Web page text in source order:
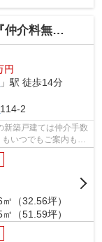
』新築戸建て
円
」駅 徒歩14分
114-2
新築戸建ては仲介手数
いつでもご案内もさ
（32.56坪）
（51.59坪）